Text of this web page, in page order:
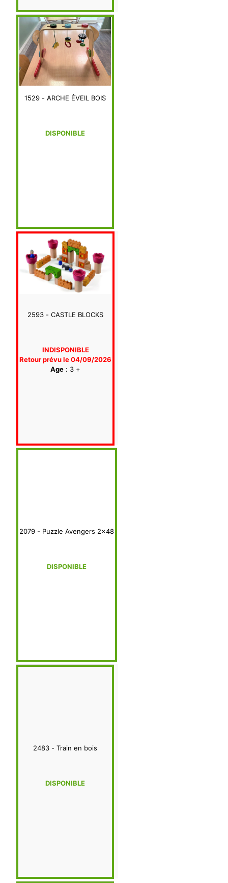
1529 - ARCHE ÉVEIL BOIS
DISPONIBLE
2593 - CASTLE BLOCKS
INDISPONIBLE
Retour prévu le 04/09/2026
Age : 3 +
2079 - Puzzle Avengers 2x48
DISPONIBLE
2483 - Train en bois
DISPONIBLE